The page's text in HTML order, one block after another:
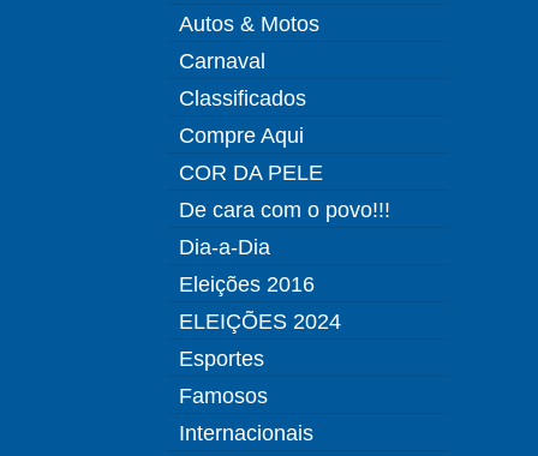
Autos & Motos
Carnaval
Classificados
Compre Aqui
COR DA PELE
De cara com o povo!!!
Dia-a-Dia
Eleições 2016
ELEIÇÕES 2024
Esportes
Famosos
Internacionais